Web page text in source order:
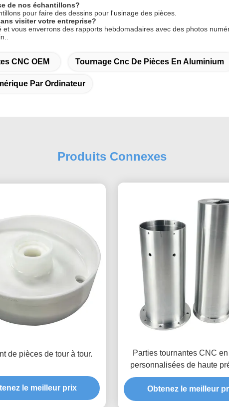
de nos échantillons?
pour faire des dessins pour l'usinage des pièces.
visiter votre entreprise?
vous enverrons des rapports hebdomadaires avec des photos
CNC OEM Tournage Cnc De Pièces En Aluminium
Par Ordinateur
Produits Connexes
de pièces de tour à tour.
le meilleur prix
Parties tournantes CNC
personnalisées de haute
avec services OEM/
Obtenez le meilleur